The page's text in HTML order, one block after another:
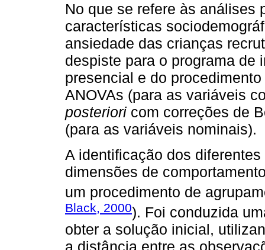
No que se refere às análises
características
ansiedade das crianças
despiste para o programa de
presencial e do
ANOVAs (para as variáveis
posteriori com correções de
(para as variáveis nominais).
A identificação dos
dimensões de
um procedimento de
Black, 2000). Foi conduzida
obter a solução inicial,
a distância entre as